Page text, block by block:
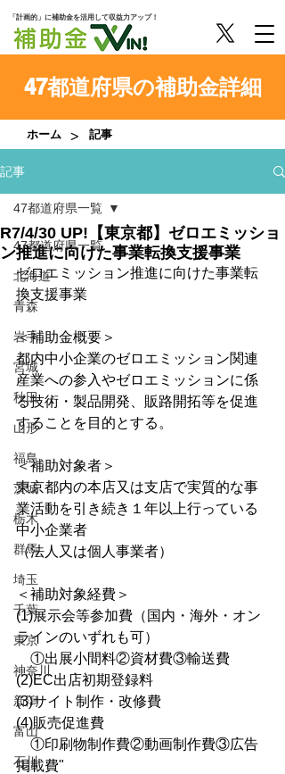
「計画的」に補助金を活用して収益力アップ！
47都道府県の補助金詳細
ホーム > 記事
記事
47都道府県一覧
北海道
青森
岩手
宮城
秋田
山形
福島
茨城
栃木
群馬
埼玉
千葉
東京
神奈川
新潟
富山
石川
47都道府県一覧
R7/4/30 UP!【東京都】ゼロエミッショ
ン推進に向けた事業転換支援事業
ゼロエミッション推進に向けた事業転
換支援事業
＜補助金概要＞
都内中小企業のゼロエミッション関連
産業への参入やゼロエミッションに係
る技術・製品開発、販路開拓等を促進
することを目的とする。
＜補助対象者＞
東京都内の本店又は支店で実質的な事
業活動を引き続き１年以上行っている
中小企業者
（法人又は個人事業者）
＜補助対象経費＞
(1)展示会等参加費（国内・海外・オン
ラインのいずれも可）
①出展小間料②資材費③輸送費
(2)EC出店初期登録料
(3)サイト制作・改修費
(4)販売促進費
①印刷物制作費②動画制作費③広告
掲載費"